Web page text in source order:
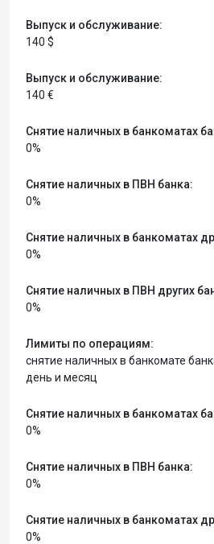
Выпуск и обслуживание:
140 $
Выпуск и обслуживание:
140 €
Снятие наличных в банкоматах
0%
Снятие наличных в ПВН банка:
0%
Снятие наличных в банкоматах
0%
Снятие наличных в ПВН других
0%
Лимиты по операциям:
снятие наличных в банкомате
день и месяц
Снятие наличных в банкоматах
0%
Снятие наличных в ПВН банка:
0%
Снятие наличных в банкоматах
0%